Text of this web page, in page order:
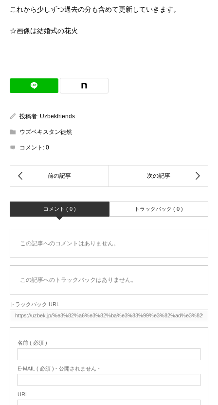
これから少しずつ過去の分も含めて更新していきます。
☆画像は結婚式の花火
投稿者: Uzbekfriends
ウズベキスタン徒然
コメント: 0
コメント ( 0 ) トラックバック ( 0 )
この記事へのコメントはありません。
この記事へのトラックバックはありません。
トラックバック URL
名前 ( 必須 )
E-MAIL ( 必須 ) - 公開されません -
URL